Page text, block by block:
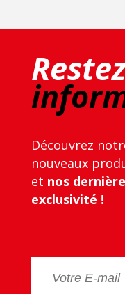
Restez
Découvrez
nouveaux
et nos
exclusivité !